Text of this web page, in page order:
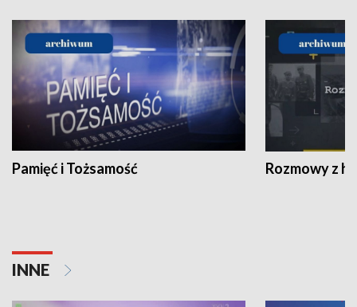
Pamięć i Tożsamość Rozmowy z
INNE